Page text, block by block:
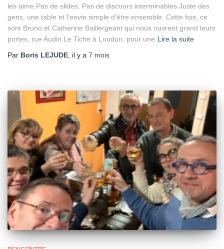
les aime.Pas de slides. Pas de discours interminables.Juste des
gens, une table et l’envie simple d’être ensemble. Cette fois, ce
sont Bruno et Catherine Baillergeant qui nous ouvrent grand leurs
portes, rue Audin Le Tiche à Loudun, pour une Lire la suite
Par Boris LEJUDE, il y a 7 mois